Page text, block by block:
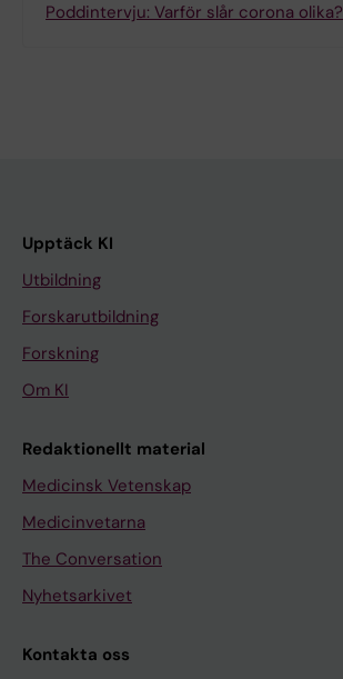
Poddintervju: Varför slår corona olika?
Upptäck KI
Utbildning
Forskarutbildning
Forskning
Om KI
Redaktionellt material
Medicinsk Vetenskap
Medicinvetarna
The Conversation
Nyhetsarkivet
Kontakta oss